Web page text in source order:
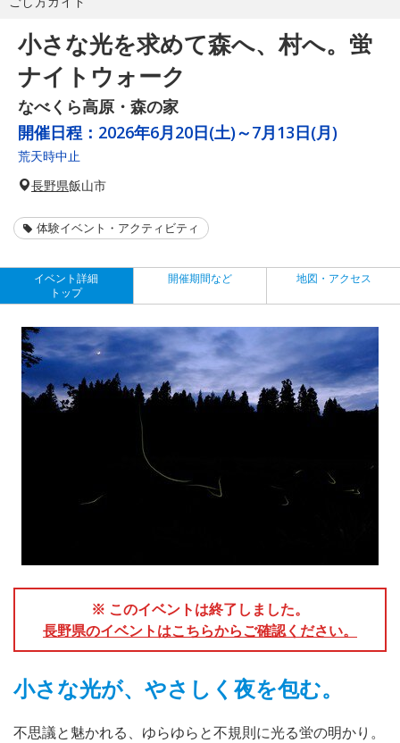
小さな光を求めて森へ、村へ。蛍
ナイトウォーク
なべくら高原・森の家
開催日程： 2026年6月20日(土)～7月13日(月)
荒天時中止
長野県飯山市
体験イベント・アクティビティ
イベント詳細
トップ
開催期間など 地図・アクセス
※ このイベントは終了しました。
長野県のイベントはこちらからご確認ください。
小さな光が、やさしく夜を包む。
不思議と魅かれる、ゆらゆらと不規則に光る蛍の明かり。